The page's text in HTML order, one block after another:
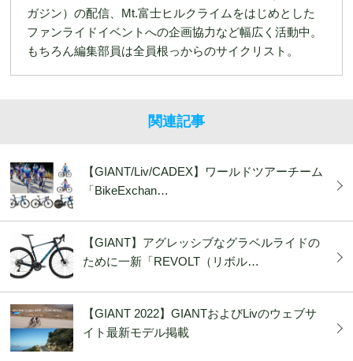
ガジン）の配信、Mt.富士ヒルクライムをはじめとした
ファンライドイベントへの企画協力など幅広く活動中。
もちろん編集部員は全員根っからのサイクリスト。
関連記事
【GIANT/Liv/CADEX】ワールドツアーチーム
「BikeExchan…
【GIANT】アグレッシブなグラベルライドの
ために一新「REVOLT（リボル…
【GIANT 2022】GIANTおよびLivのウェブサ
イト最新モデル掲載